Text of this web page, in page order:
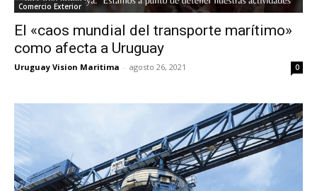
Comercio Exterior
El «caos mundial del transporte marítimo»
como afecta a Uruguay
Uruguay Vision Maritima - agosto 26, 2021 0